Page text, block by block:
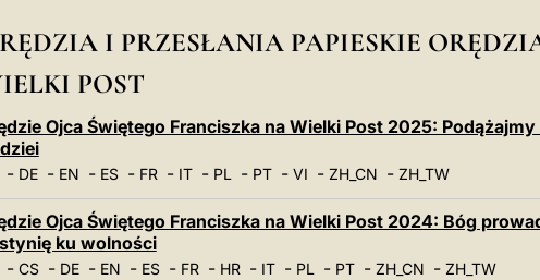
I PRZESŁANIA PAPIESKIE
POST
Ojca Świętego Franciszka na Wielki Post 2025: Podążajmy
DE- EN - ES- FR- IT- PL- PT- VI - ZH_CN - ZH_TW
Ojca Świętego Franciszka na Wielki Post 2024: Bóg
ku wolności
CS- DE- EN - ES- FR- HR- IT- PL- PT- ZH_CN - ZH_TW